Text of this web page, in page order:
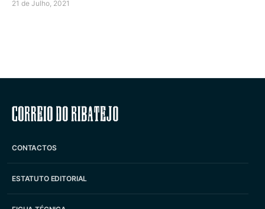
21 de Julho, 2021
Correio do Ribatejo
CONTACTOS
ESTATUTO EDITORIAL